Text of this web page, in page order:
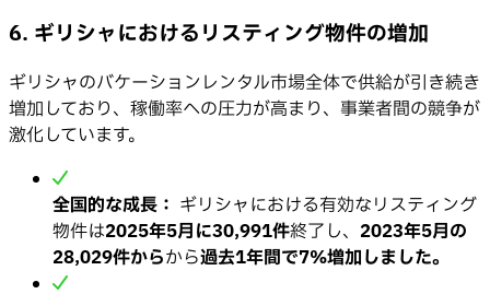
6. ギリシャにおけるリスティング物件の増加
ギリシャのバケーションレンタル市場全体で供給が引き続き
増加しており、稼働率への圧力が高まり、事業者間の競争が
激化しています。
全国的な成長： ギリシャにおける有効なリスティング
物件は2025年5月に30,991件終了し、 2023年5月の
28,029件からから過去1年間で7%増加しました。